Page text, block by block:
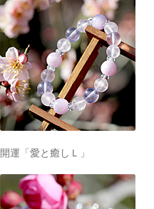
開運「愛と癒しＬ」